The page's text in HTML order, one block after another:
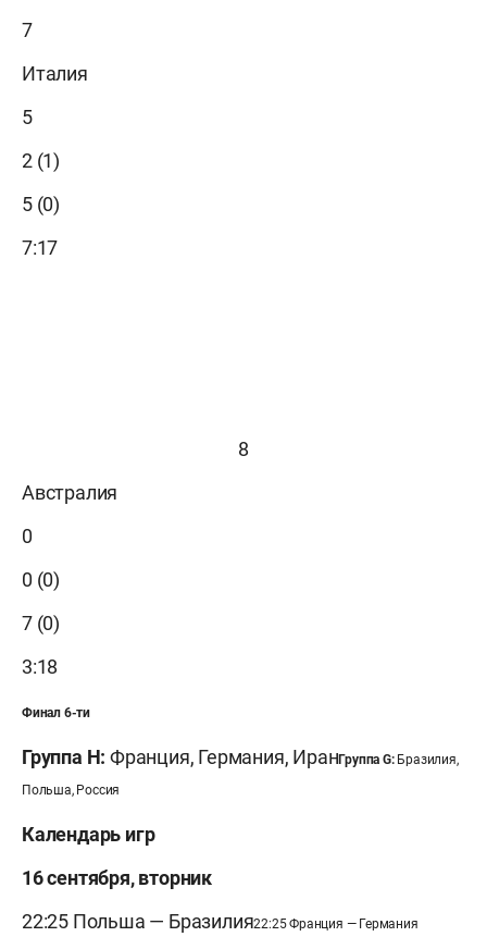
7
Италия
5
2 (1)
5 (0)
7:17
8
Австралия
0
0 (0)
7 (0)
3:18
Финал 6-ти
Группа H: Франция, Германия, ИранГруппа G:Бразилия,
Польша, Россия
Календарь игр
16 сентября, вторник
22:25 Польша — Бразилия22:25 Франция — Германия